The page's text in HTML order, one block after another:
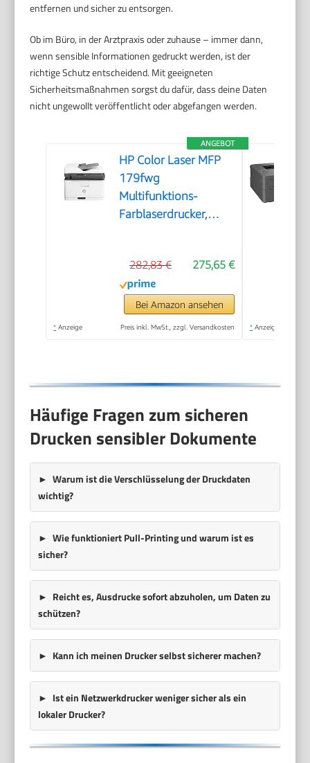
entfernen und sicher zu entsorgen.
Ob im Büro, in der Arztpraxis oder zuhause – immer dann,
wenn sensible Informationen gedruckt werden, ist der
richtige Schutz entscheidend. Mit geeigneten
Sicherheitsmaßnahmen sorgst du dafür, dass deine Daten
nicht ungewollt veröffentlicht oder abgefangen werden.
ANGEBOT
HP Color Laser MFP
179fwg
Multifunktions-
Farblaserdrucker,
Automatische
Dokumentenzuführung,
Wi-Fi, Ethernet, USB,
Smart App
275,65 €
282,83 €
Bei Amazon ansehen
* Anzeige Preis inkl. MwSt., zzgl. Versandkosten * Anzeige
Häufige Fragen zum sicheren
Drucken sensibler Dokumente
Warum ist die Verschlüsselung der Druckdaten
wichtig?
Wie funktioniert Pull-Printing und warum ist es
sicher?
Reicht es, Ausdrucke sofort abzuholen, um Daten zu
schützen?
Kann ich meinen Drucker selbst sicherer machen?
Ist ein Netzwerkdrucker weniger sicher als ein
lokaler Drucker?